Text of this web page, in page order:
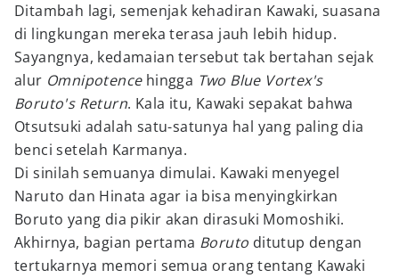
Ditambah lagi, semenjak kehadiran Kawaki, suasana
di lingkungan mereka terasa jauh lebih hidup.
Sayangnya, kedamaian tersebut tak bertahan sejak
alur Omnipotencehingga Two Blue Vortex's
Boruto's Return. Kala itu, Kawaki sepakat bahwa
Otsutsuki adalah satu-satunya hal yang paling dia
benci setelah Karmanya.
Di sinilah semuanya dimulai. Kawaki menyegel
Naruto dan Hinata agar ia bisa menyingkirkan
Boruto yang dia pikir akan dirasuki Momoshiki.
Akhirnya, bagian pertama Boruto ditutup dengan
tertukarnya memori semua orang tentang Kawaki